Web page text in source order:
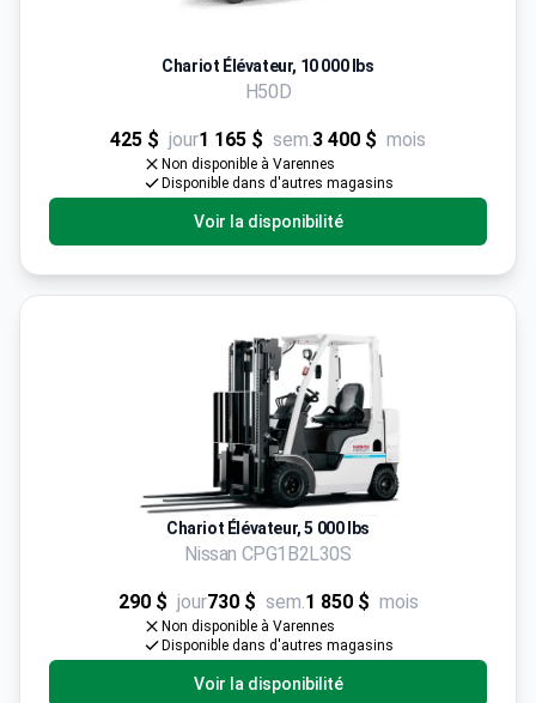
Chariot Élévateur, 10 000 lbs
H50D
425 $ jour1 165 $ sem.3 400 $ mois
Non disponible à Varennes
Disponible dans d'autres magasins
Voir la disponibilité
Chariot Élévateur, 5 000 lbs
Nissan CPG1B2L30S
290 $ jour730 $ sem.1 850 $ mois
Non disponible à Varennes
Disponible dans d'autres magasins
Voir la disponibilité